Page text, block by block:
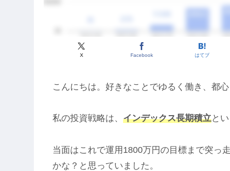
X Facebook はてブ
こんにちは。好きなことでゆるく働き、都
私の投資戦略は、 インデックス長期積立と
当面はこれで運用1800万円の目標まで突っ
かな？と思っていました。